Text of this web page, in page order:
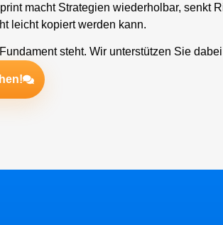
macht Strategien wiederholbar, senkt
leicht kopiert werden kann.
steht. Wir unterstützen Sie